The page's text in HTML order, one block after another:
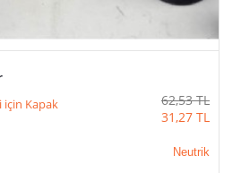
Kapak 62,53 TL
31,27 TL
Neutrik